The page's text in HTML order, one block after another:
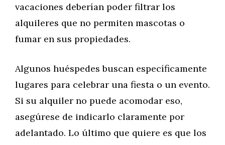
vacaciones deberían poder filtrar los
alquileres que no permiten mascotas o
fumar en sus propiedades.
Algunos huéspedes buscan específicamente
lugares para celebrar una fiesta o un evento.
Si su alquiler no puede acomodar eso,
asegúrese de indicarlo claramente por
adelantado. Lo último que quiere es que los